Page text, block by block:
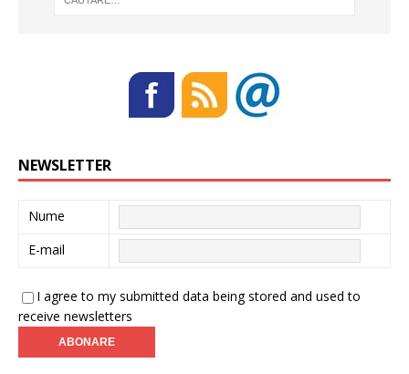
NEWSLETTER
Nume
E-mail
I agree to my submitted data being stored and used to
receive newsletters